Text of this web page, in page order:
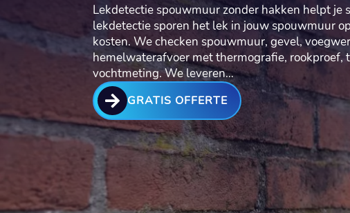
Lekdetectie spouwmuur zonder hakken helpt je
lekdetectie sporen het lek in jouw spouwmuur
kosten.​ We checken spouwmuur, gevel,
hemelwaterafvoer met thermografie, rookproef,
vochtmeting.​ We leveren…
 GRATIS OFFERTE